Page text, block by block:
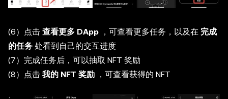
(6）点击 查看更多 DApp ，可查看更多任务，以及在 完成
的任务 处看到自己的交互进度
(7）完成任务后，可以抽取 NFT 奖励
(8）点击 我的 NFT 奖励 ，可查看获得的 NFT